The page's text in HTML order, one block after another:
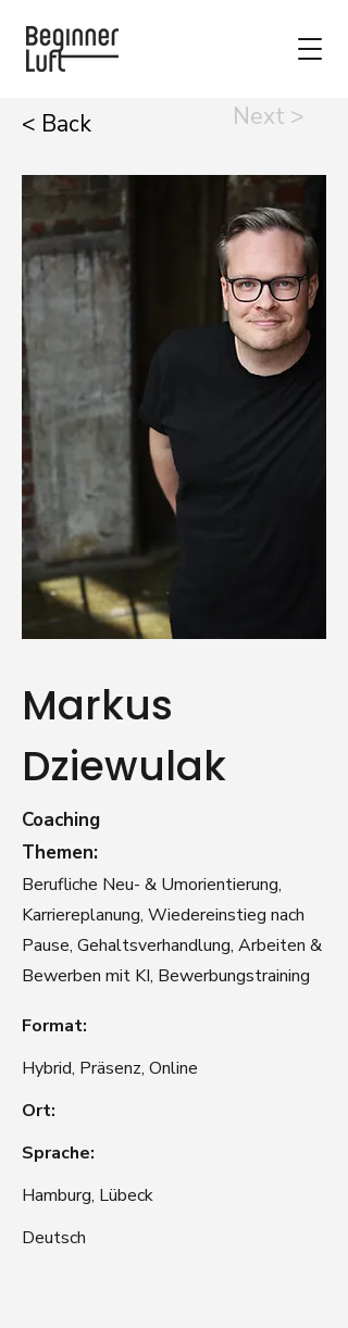
< Back Next >
Markus
Dziewulak
Coaching
Themen:
Berufliche Neu- & Umorientierung,
Karriereplanung, Wiedereinstieg nach
Pause, Gehaltsverhandlung, Arbeiten &
Bewerben mit KI, Bewerbungstraining
Format:
Hybrid, Präsenz, Online
Ort:
Sprache:
Hamburg, Lübeck
Deutsch